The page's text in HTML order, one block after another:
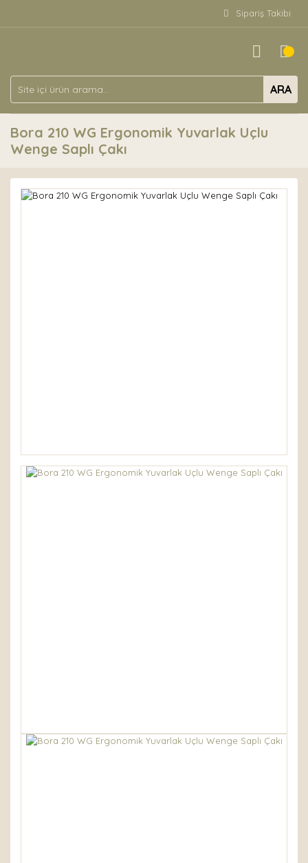
Sipariş Takibi
ARA
Bora 210 WG Ergonomik Yuvarlak Uçlu
Wenge Saplı Çakı